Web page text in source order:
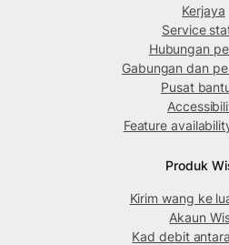
Kerjaya
Service
Hubungan
Gabungan dan
Pusat
Feature
Produk
Kirim wang ke
Akaun
Kad debit